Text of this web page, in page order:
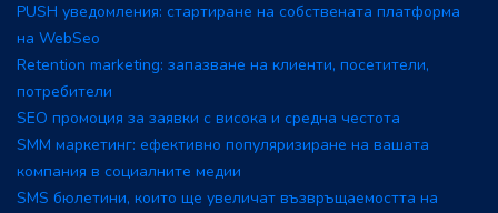
PUSH уведомления: стартиране на собствената платформа
на WebSeo
Retention marketing: запазване на клиенти, посетители,
потребители
SEO промоция за заявки с висока и средна честота
SMM маркетинг: ефективно популяризиране на вашата
компания в социалните медии
SMS бюлетини, които ще увеличат възвръщаемостта на